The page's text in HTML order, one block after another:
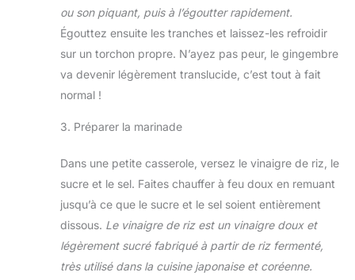
ou son piquant, puis à l’égoutter rapidement.
Égouttez ensuite les tranches et laissez-les refroidir
sur un torchon propre. N’ayez pas peur, le gingembre
va devenir légèrement translucide, c’est tout à fait
normal !
3. Préparer la marinade
Dans une petite casserole, versez le vinaigre de riz, le
sucre et le sel. Faites chauffer à feu doux en remuant
jusqu’à ce que le sucre et le sel soient entièrement
dissous. Le vinaigre de riz est un vinaigre doux et
légèrement sucré fabriqué à partir de riz fermenté,
très utilisé dans la cuisine japonaise et coréenne.